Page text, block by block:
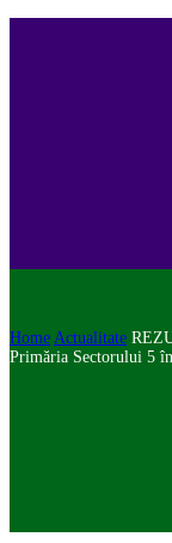
Home Actualitate
Primăria Sectorului 5